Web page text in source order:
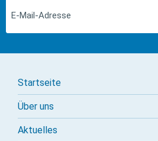
Startseite
Über uns
Aktuelles